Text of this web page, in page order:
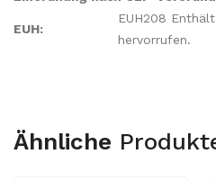
EUH:
EUH208
hervorrufen.
Ähnliche